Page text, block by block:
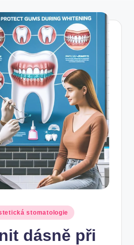
stomatologie
dásně při